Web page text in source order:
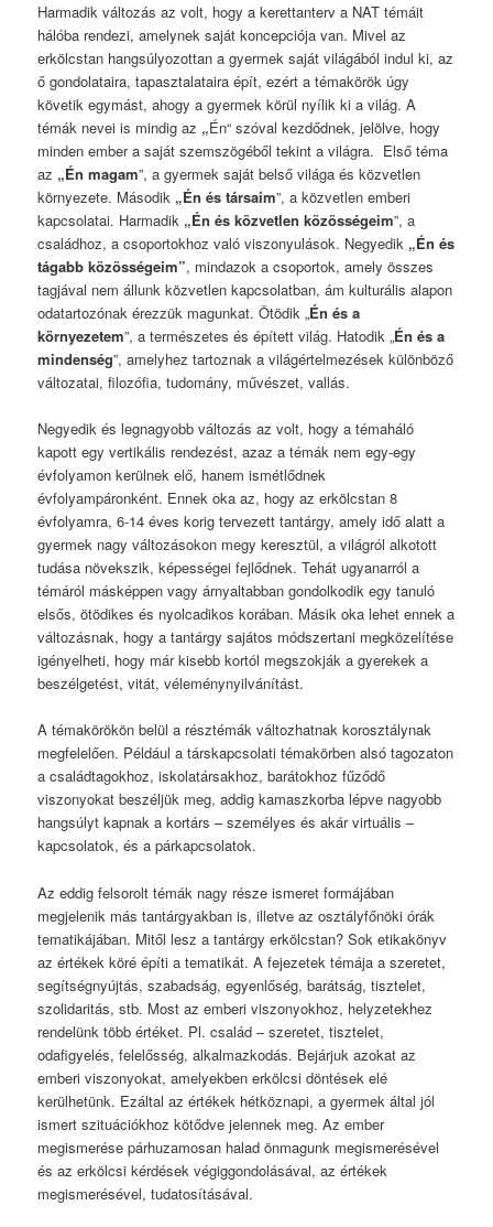
Harmadik változás az volt, hogy a kerettanterv a NAT témáit
hálóba rendezi, amelynek saját koncepciója van. Mivel az
erkölcstan hangsúlyozottan a gyermek saját világából indul ki, az
ő gondolataira, tapasztalataira épít, ezért a témakörök úgy
követik egymást, ahogy a gyermek körül nyílik ki a világ. A
témák nevei is mindig az „Én“ szóval kezdődnek, jelölve, hogy
minden ember a saját szemszögéből tekint a világra. Első téma
az „Én magam”, a gyermek saját belső világa és közvetlen
környezete. Második „Én és társaim”, a közvetlen emberi
kapcsolatai. Harmadik „Én és közvetlen közösségeim”, a
családhoz, a csoportokhoz való viszonyulások. Negyedik „Én és
tágabb közösségeim”, mindazok a csoportok, amely összes
tagjával nem állunk közvetlen kapcsolatban, ám kulturális alapon
odatartozónak érezzük magunkat. Ötödik „Én és a
környezetem”, a természetes és épített világ. Hatodik „Én és a
mindenség”, amelyhez tartoznak a világértelmezések különböző
változatai, filozófia, tudomány, művészet, vallás.
Negyedik és legnagyobb változás az volt, hogy a témaháló
kapott egy vertikális rendezést, azaz a témák nem egy-egy
évfolyamon kerülnek elő, hanem ismétlődnek
évfolyampáronként. Ennek oka az, hogy az erkölcstan 8
évfolyamra, 6-14 éves korig tervezett tantárgy, amely idő alatt a
gyermek nagy változásokon megy keresztül, a világról alkotott
tudása növekszik, képességei fejlődnek. Tehát ugyanarról a
témáról másképpen vagy árnyaltabban gondolkodik egy tanuló
elsős, ötödikes és nyolcadikos korában. Másik oka lehet ennek a
változásnak, hogy a tantárgy sajátos módszertani megközelítése
igényelheti, hogy már kisebb kortól megszokják a gyerekek a
beszélgetést, vitát, véleménynyilvánítást.
A témakörökön belül a résztémák változhatnak korosztálynak
megfelelően. Például a társkapcsolati témakörben alsó tagozaton
a családtagokhoz, iskolatársakhoz, barátokhoz fűződő
viszonyokat beszéljük meg, addig kamaszkorba lépve nagyobb
hangsúlyt kapnak a kortárs – személyes és akár virtuális –
kapcsolatok, és a párkapcsolatok.
Az eddig felsorolt témák nagy része ismeret formájában
megjelenik más tantárgyakban is, illetve az osztályfőnöki órák
tematikájában. Mitől lesz a tantárgy erkölcstan? Sok etikakönyv
az értékek köré építi a tematikát. A fejezetek témája a szeretet,
segítségnyújtás, szabadság, egyenlőség, barátság, tisztelet,
szolidaritás, stb. Most az emberi viszonyokhoz, helyzetekhez
rendelünk több értéket. Pl. család – szeretet, tisztelet,
odafigyelés, felelősség, alkalmazkodás. Bejárjuk azokat az
emberi viszonyokat, amelyekben erkölcsi döntések elé
kerülhetünk. Ezáltal az értékek hétköznapi, a gyermek által jól
ismert szituációkhoz kötődve jelennek meg. Az ember
megismerése párhuzamosan halad önmagunk megismerésével
és az erkölcsi kérdések végiggondolásával, az értékek
megismerésével, tudatosításával.